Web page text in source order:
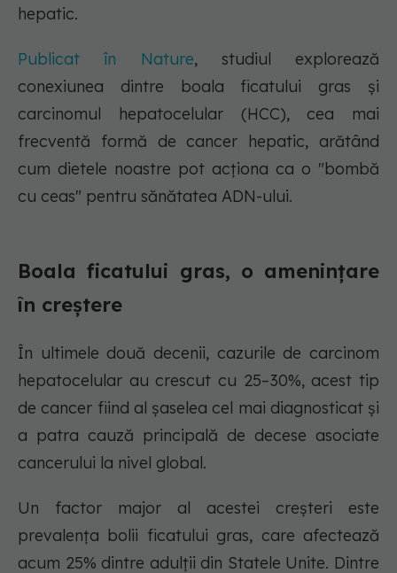
hepatic.
Publicat în Nature, studiul explorează
conexiunea dintre boala ficatului gras și
carcinomul hepatocelular (HCC), cea mai
frecventă formă de cancer hepatic, arătând
cum dietele noastre pot acționa ca o "bombă
cu ceas" pentru sănătatea ADN-ului.
Boala ficatului gras, o amenințare
în creștere
În ultimele două decenii, cazurile de carcinom
hepatocelular au crescut cu 25–30%, acest tip
de cancer fiind al șaselea cel mai diagnosticat și
a patra cauză principală de decese asociate
cancerului la nivel global.
Un factor major al acestei creșteri este
prevalența bolii ficatului gras, care afectează
acum 25% dintre adulții din Statele Unite. Dintre